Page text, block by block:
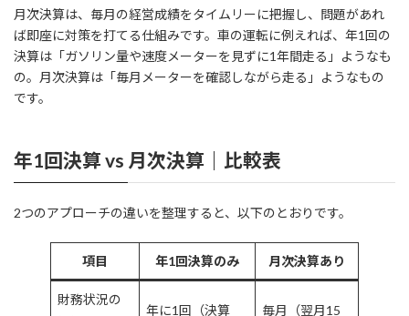
月次決算は、毎月の経営成績をタイムリーに把握し、問題があれ
ば即座に対策を打てる仕組みです。車の運転に例えれば、年1回の
決算は「ガソリン量や速度メーターを見ずに1年間走る」ようなも
の。月次決算は「毎月メーターを確認しながら走る」ようなもの
です。
年1回決算 vs 月次決算｜比較表
2つのアプローチの違いを整理すると、以下のとおりです。
項目 年1回決算のみ 月次決算あり
財務状況の
年に1回（決算
毎月（翌月15